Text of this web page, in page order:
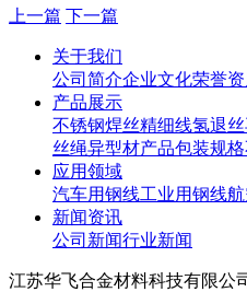
上一篇 下一篇
关于我们
公司简介企业文化荣誉
产品展示
不锈钢焊丝精细线氢退丝
丝绳异型材产品包装规格
应用领域
汽车用钢线工业用钢线
新闻资讯
公司新闻行业新闻
江苏华飞合金材料科技有限公